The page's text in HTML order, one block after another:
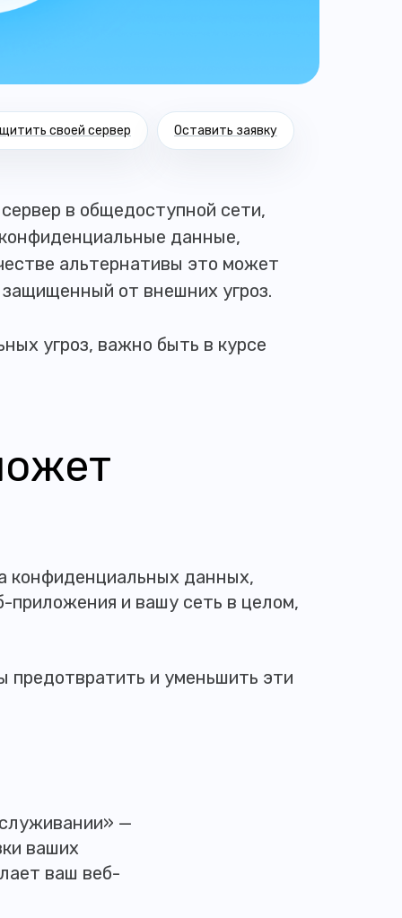
своей сервер Оставить заявку
в общедоступной сети,
данные,
альтернативы это может
защищенный от внешних угроз.
угроз, важно быть в курсе
конфиденциальных данных,
приложения и вашу сеть в целом,
предотвратить и уменьшить эти
—
ваших
ваш веб-